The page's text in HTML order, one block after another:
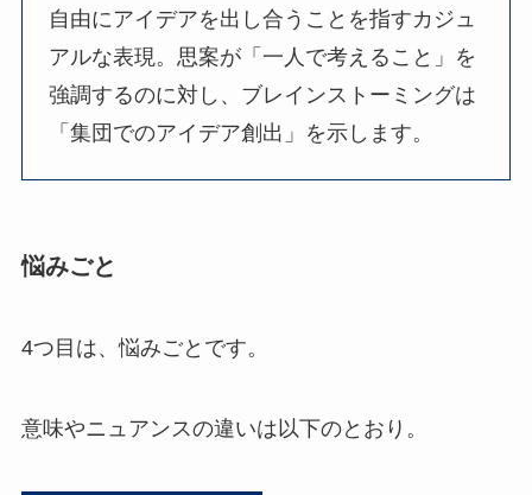
自由にアイデアを出し合うことを指すカジュ
アルな表現。思案が「一人で考えること」を
強調するのに対し、ブレインストーミングは
「集団でのアイデア創出」を示します。
悩みごと
4つ目は、悩みごとです。
意味やニュアンスの違いは以下のとおり。